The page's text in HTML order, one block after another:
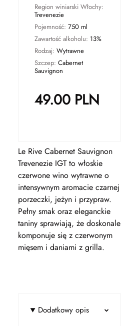
Region winiarski Włochy:
Trevenezie
Pojemność: 750 ml
Zawartość alkoholu: 13%
Rodzaj: Wytrawne
Szczep: Cabernet
Sauvignon
49.00PLN
Le Rive Cabernet Sauvignon
Trevenezie IGT to włoskie
czerwone wino wytrawne o
intensywnym aromacie czarnej
porzeczki, jeżyn i przypraw.
Pełny smak oraz eleganckie
taniny sprawiają, że doskonale
komponuje się z czerwonym
mięsem i daniami z grilla.
Dodatkowy opis